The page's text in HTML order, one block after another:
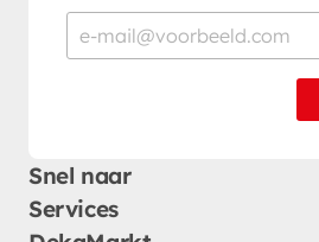
Snel naar
Services